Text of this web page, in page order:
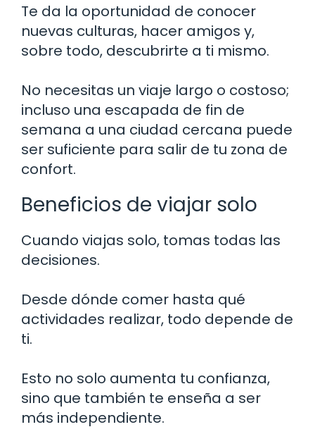
Te da la oportunidad de conocer
nuevas culturas, hacer amigos y,
sobre todo, descubrirte a ti mismo.
No necesitas un viaje largo o costoso;
incluso una escapada de fin de
semana a una ciudad cercana puede
ser suficiente para salir de tu zona de
confort.
Beneficios de viajar solo
Cuando viajas solo, tomas todas las
decisiones.
Desde dónde comer hasta qué
actividades realizar, todo depende de
ti.
Esto no solo aumenta tu confianza,
sino que también te enseña a ser
más independiente.